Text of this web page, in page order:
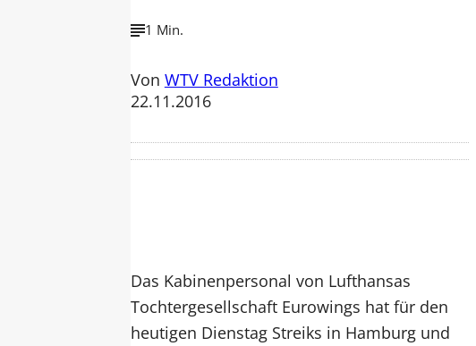
1 Min.
Von WTV Redaktion
22.11.2016
Das Kabinenpersonal von Lufthansas
Tochtergesellschaft Eurowings hat für den
heutigen Dienstag Streiks in Hamburg und